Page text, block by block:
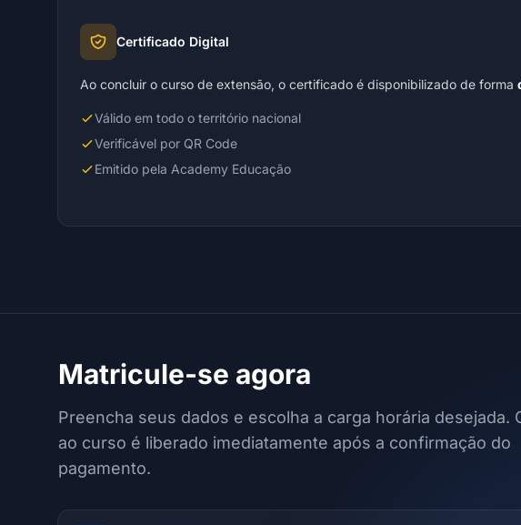
Certificado Digital
Ao concluir o curso de extensão, o certificado é disponibilizado de forma
Válido em todo o território nacional
Verificável por QR Code
Emitido pela Academy Educação
Matricule-se agora
Preencha seus dados e escolha a carga horária desejada.
ao curso é liberado imediatamente após a confirmação do
pagamento.